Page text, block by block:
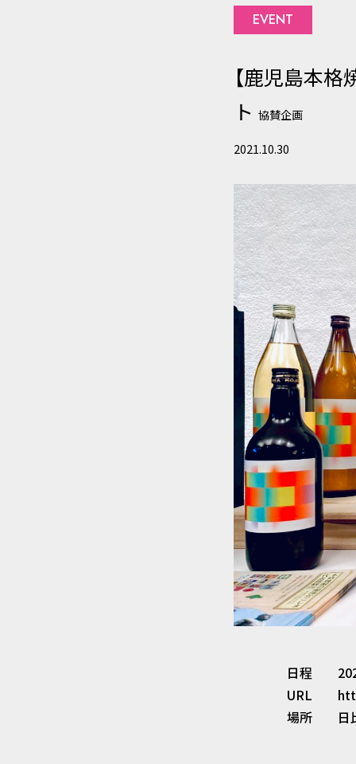
EVENT
【鹿児島本
ト 協賛企画
2021.10.30
日程
URL
場所
日
護に関する法令、ガイドラ
株式会社ドリーム・ラボは、
収集する個人情報の範囲は
適正かつ公正な手段により
なお、ご本人から書面（イン
り例外として扱うことが認
3.個人情報の管理・保護に
株式会社ドリーム・ラボが個
アクセスや紛失、破壊、改
防止および個人情報の保護
株式会社ドリーム・ラボは
なされないよう厳重に管理い
株式会社ドリーム・ラボは
この場合、グループ会社また
委託契約等において、個人
もに適切な管理を実施させま
4.個人情報の利用
株式会社ドリーム・ラボは
き、収集した個人情報につ
株式会社ドリーム・ラボは、
ただし、法令により開示を
なく個人情報を開示・提供す